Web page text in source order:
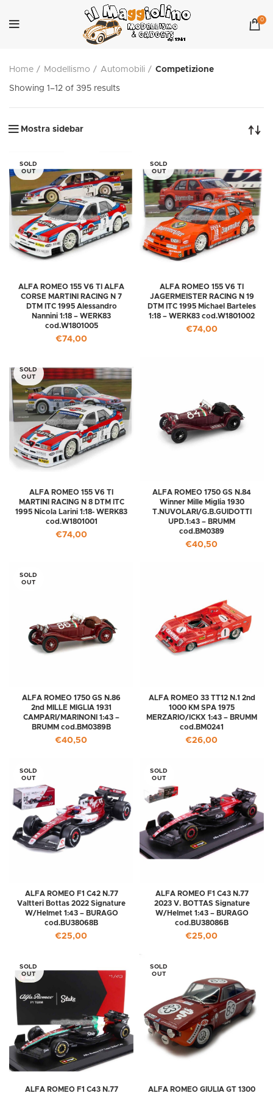
0
Home Modellismo Automobili Competizione
Showing 1–12 of 395 results
Mostra sidebar
SOLD
OUT
ALFA ROMEO 155 V6 TI ALFA
CORSE MARTINI RACING N 7
DTM ITC 1995 Alessandro
Nannini 1:18 – WERK83
cod.W1801005
€74,00
SOLD
OUT
ALFA ROMEO 155 V6 TI
JAGERMEISTER RACING N 19
DTM ITC 1995 Michael Barteles
1:18 – WERK83 cod.W1801002
€74,00
SOLD
OUT
ALFA ROMEO 155 V6 TI
MARTINI RACING N 8 DTM ITC
1995 Nicola Larini 1:18- WERK83
cod.W1801001
€74,00
ALFA ROMEO 1750 GS N.84
Winner Mille Miglia 1930
T.NUVOLARI/G.B.GUIDOTTI
UPD.1:43 – BRUMM
cod.BM0389
€40,50
SOLD
OUT
ALFA ROMEO 1750 GS N.86
2nd MILLE MIGLIA 1931
CAMPARI/MARINONI 1:43 –
BRUMM cod.BM0389B
€40,50
ALFA ROMEO 33 TT12 N.1 2nd
1000 KM SPA 1975
MERZARIO/ICKX 1:43 – BRUMM
cod.BM0241
€26,00
SOLD
OUT
ALFA ROMEO F1 C42 N.77
Valtteri Bottas 2022 Signature
W/Helmet 1:43 – BURAGO
cod.BU38068B
€25,00
SOLD
OUT
ALFA ROMEO F1 C43 N.77
2023 V. BOTTAS Signature
W/Helmet 1:43 – BURAGO
cod.BU38086B
€25,00
SOLD
OUT
ALFA ROMEO F1 C43 N.77
SOLD
OUT
ALFA ROMEO GIULIA GT 1300